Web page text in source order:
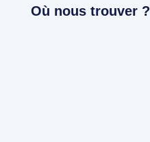
Où nous trouver ?